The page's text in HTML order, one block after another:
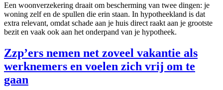
Een woonverzekering draait om bescherming van twee dingen: je
woning zelf en de spullen die erin staan. In hypotheekland is dat
extra relevant, omdat schade aan je huis direct raakt aan je grootste
bezit en vaak ook aan het onderpand van je hypotheek.
Zzp’ers nemen net zoveel vakantie als
werknemers en voelen zich vrij om te
gaan